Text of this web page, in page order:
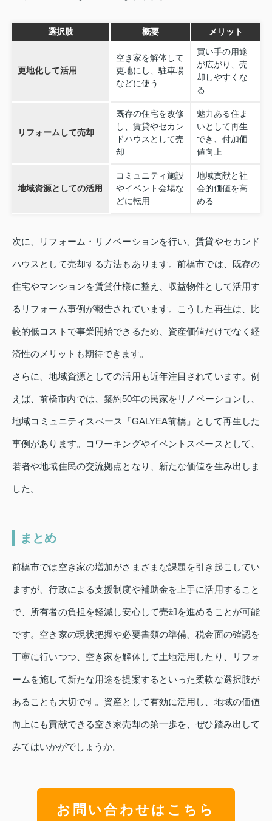
選択肢 概要 メリット
更地化して活用
空き家を解体して
更地にし、駐車場
などに使う
買い手の用途
が広がり、売
却しやすくな
る
リフォームして売却
既存の住宅を改修
し、賃貸やセカン
ドハウスとして売
却
魅力ある住ま
いとして再生
でき、付加価
値向上
地域資源としての活用
コミュニティ施設
やイベント会場な
どに転用
地域貢献と社
会的価値を高
める
次に、リフォーム・リノベーションを行い、賃貸やセカンド
ハウスとして売却する方法もあります。前橋市では、既存の
住宅やマンションを賃貸仕様に整え、収益物件として活用す
るリフォーム事例が報告されています。こうした再生は、比
較的低コストで事業開始できるため、資産価値だけでなく経
済性のメリットも期待できます。
さらに、地域資源としての活用も近年注目されています。例
えば、前橋市内では、築約50年の民家をリノベーションし、
地域コミュニティスペース「GALYEA前橋」として再生した
事例があります。コワーキングやイベントスペースとして、
若者や地域住民の交流拠点となり、新たな価値を生み出しま
した。
まとめ
前橋市では空き家の増加がさまざまな課題を引き起こしてい
ますが、行政による支援制度や補助金を上手に活用すること
で、所有者の負担を軽減し安心して売却を進めることが可能
です。空き家の現状把握や必要書類の準備、税金面の確認を
丁寧に行いつつ、空き家を解体して土地活用したり、リフォ
ームを施して新たな用途を提案するといった柔軟な選択肢が
あることも大切です。資産として有効に活用し、地域の価値
向上にも貢献できる空き家売却の第一歩を、ぜひ踏み出して
みてはいかがでしょうか。
お問い合わせはこちら